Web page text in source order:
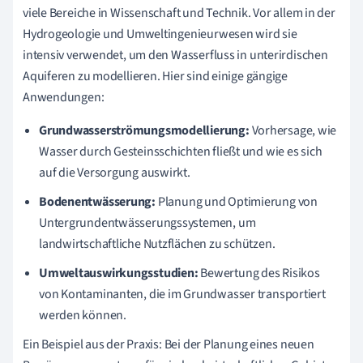
viele Bereiche in Wissenschaft und Technik. Vor allem in der
Hydrogeologie und Umweltingenieurwesen wird sie
intensiv verwendet, um den Wasserfluss in unterirdischen
Aquiferen zu modellieren. Hier sind einige gängige
Anwendungen:
Grundwasserströmungsmodellierung:Vorhersage, wie
Wasser durch Gesteinsschichten fließt und wie es sich
auf die Versorgung auswirkt.
Bodenentwässerung: Planung und Optimierung von
Untergrundentwässerungssystemen, um
landwirtschaftliche Nutzflächen zu schützen.
Umweltauswirkungsstudien:Bewertung des Risikos
von Kontaminanten, die im Grundwasser transportiert
werden können.
Ein Beispiel aus der Praxis: Bei der Planung eines neuen